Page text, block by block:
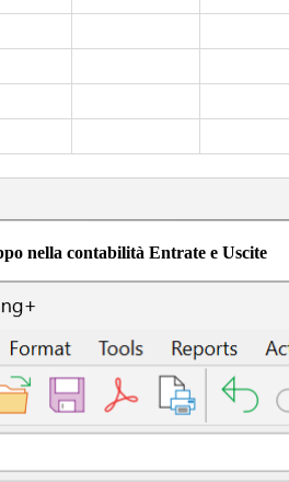
nella contabilità Entrate e Uscite